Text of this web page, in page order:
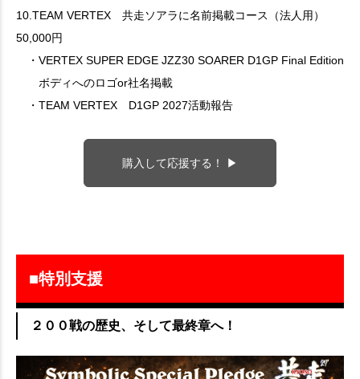
10.TEAM VERTEX 共走ソアラに名前掲載コース（法人用）
50,000円
・VERTEX SUPER EDGE JZZ30 SOARER D1GP Final Edition
ボディへのロゴor社名掲載
・TEAM VERTEX D1GP 2027活動報告
購入して応援する！ ▶
■特別支援
２００戦の歴史、そして最終章へ！